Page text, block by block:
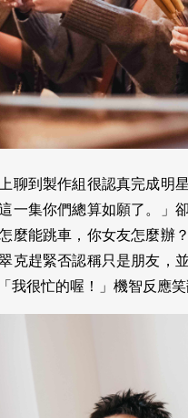
聊到製作組很認真完成明
一集你們總算如願了。」
麼能跳車，你女友怎麼辦
克趕緊否認稱只是朋友，
我很忙的喔！」機智反應笑